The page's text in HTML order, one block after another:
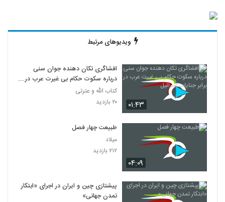
ویدیوهای مرتبط
۰۱:۴۳
افشاگری تکان دهنده جوان سنی
درباره سکوت حکام بی غیرت عرب در
برابر جنایات اسرائیل
کتاب الله و عترتی
۲۰ بازدید
۰۴:۰۹
طبیعت چهار فصل
میلاد
۲۱۲ بازدید
پیشتازی چین و ایران در اجرای «ابتکار
تمدن جهانی»